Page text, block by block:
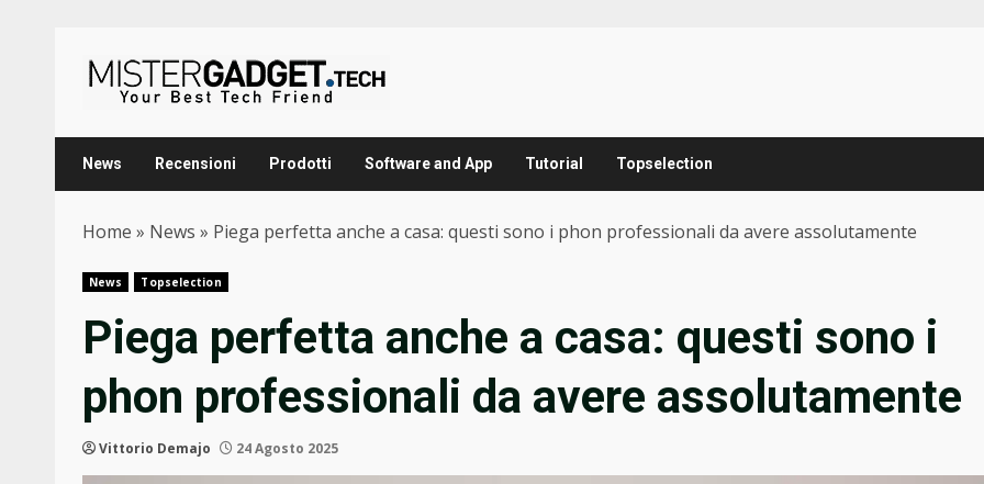
content
News Recensioni Prodotti Software and App Tutorial Topselection
Home » News » Piega perfetta anche a casa: questi sono i phon professionali da avere assolutamente
News Topselection
Piega perfetta anche a casa: questi sono i
phon professionali da avere assolutamente
Vittorio Demajo 24 Agosto 2025